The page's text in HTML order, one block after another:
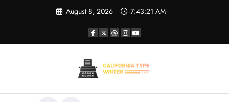
August 8, 2026 7:43:22 AM